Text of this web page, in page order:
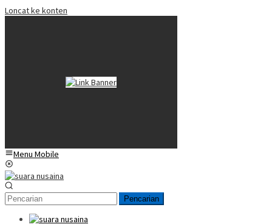
Loncat ke konten
Menu Mobile
Pencarian